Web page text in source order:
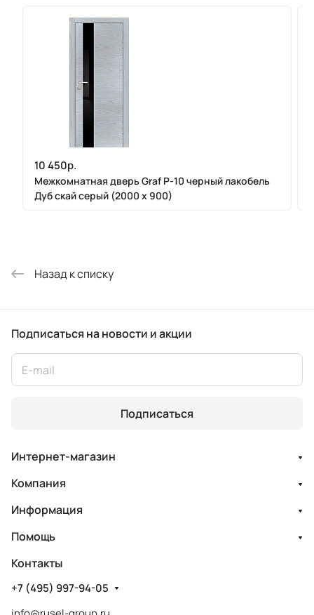
10 450р.
Межкомнатная дверь Graf P-10 черный лакобель
Дуб скай серый (2000 х 900)
Назад к списку
Подписаться на новости и акции
Подписаться
Интернет-магазин
Компания
Информация
Помощь
Контакты
+7 (495) 997-94-05